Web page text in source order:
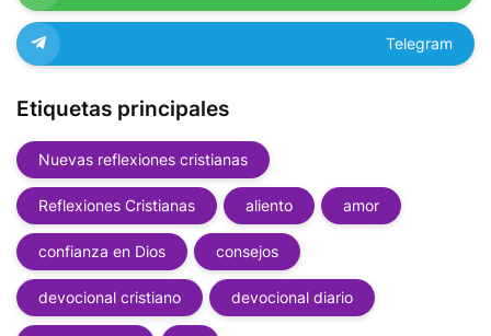
Telegram
Etiquetas principales
Nuevas reflexiones cristianas
Reflexiones Cristianas aliento amor
confianza en Dios consejos
devocional cristiano devocional diario